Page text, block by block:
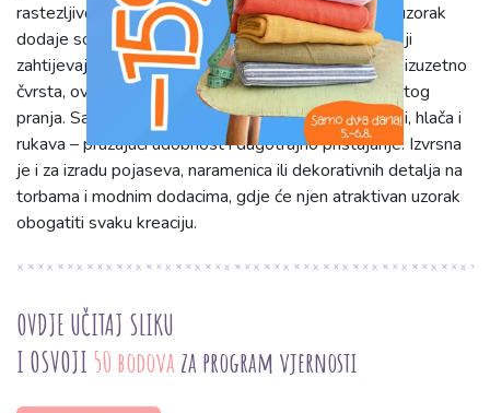
rastezljivost i trajnost. Prepoznatljiv karo jacquard uzorak
dodaje sofisticiranu teksturu, idealnu za projekte koji
zahtijevaju funkcionalnost i stil. Mekana na dodir, ali izuzetno
čvrsta, ova elastika zadržava oblik i boju i nakon čestog
pranja. Savršena je za šivanje rubova odjeće – suknji, hlača i
rukava – pružajući udobnost i dugotrajno pristajanje. Izvrsna
je i za izradu pojaseva, naramenica ili dekorativnih detalja na
torbama i modnim dodacima, gdje će njen atraktivan uzorak
obogatiti svaku kreaciju.
OVDJE UČITAJ SLIKU
I OSVOJI 50 bodova za program vjernosti